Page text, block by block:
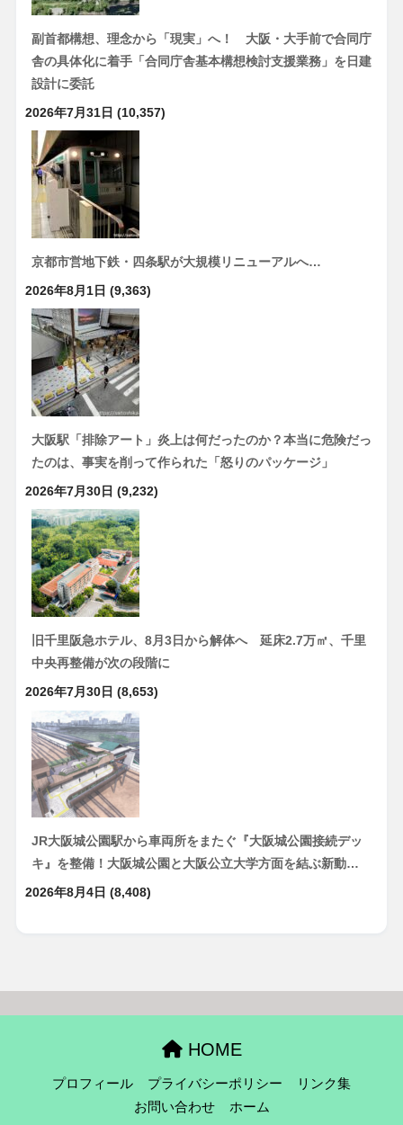
副首都構想、理念から「現実」へ！ 大阪・大手前で合同庁
舎の具体化に着手「合同庁舎基本構想検討支援業務」を日建
設計に委託
2026年7月31日 (10,357)
京都市営地下鉄・四条駅が大規模リニューアルへ…
2026年8月1日 (9,363)
大阪駅「排除アート」炎上は何だったのか？本当に危険だっ
たのは、事実を削って作られた「怒りのパッケージ」
2026年7月30日 (9,232)
旧千里阪急ホテル、8月3日から解体へ 延床2.7万㎡、千里
中央再整備が次の段階に
2026年7月30日 (8,653)
JR大阪城公園駅から車両所をまたぐ『大阪城公園接続デッ
キ』を整備！大阪城公園と大阪公立大学方面を結ぶ新動…
2026年8月4日 (8,408)
HOME
プロフィール プライバシーポリシー
リンク集
お問い合わせ
ホーム